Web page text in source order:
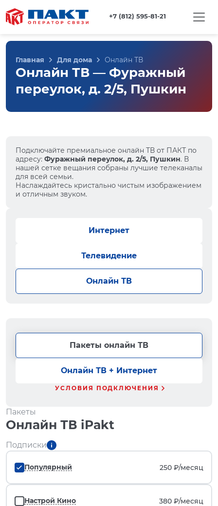
+7 (812) 595-81-21
Главная Для дома Онлайн ТВ
Онлайн ТВ — Фуражный
переулок, д. 2/5, Пушкин
Подключайте премиальное онлайн ТВ от ПАКТ по
адресу: Фуражный переулок, д. 2/5, Пушкин. В
нашей сетке вещания собраны лучшие телеканалы
для всей семьи.
Наслаждайтесь кристально чистым изображением
и отличным звуком.
Интернет
Телевидение
Онлайн ТВ
Пакеты онлайн ТВ
Онлайн ТВ + Интернет
УСЛОВИЯ ПОДКЛЮЧЕНИЯ
Пакеты
Онлайн ТВ iPakt
Подписки
Популярный 250 ₽/месяц
Настрой Кино 380 ₽/месяц